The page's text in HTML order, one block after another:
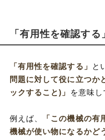
「有用性を確認する
「有用性を確認する」 と
問題に対して役に立つか
ックすること)」
を意味し
例えば、
「この機械の有
機械が使い物になるかど